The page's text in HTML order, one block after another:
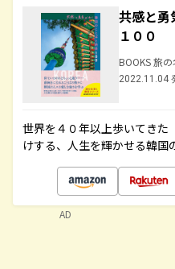
共感と勇
１００
BOOKS 旅
2022.11.04
世界を４０年以上歩いてきた
けする、人生を輝かせる韓国
AD